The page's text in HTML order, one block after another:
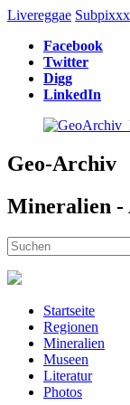
Livereggae Subpixxx
Facebook
Twitter
Digg
LinkedIn
Geo-Archiv
Mineralien -
Startseite
Regionen
Mineralien
Museen
Literatur
Photos